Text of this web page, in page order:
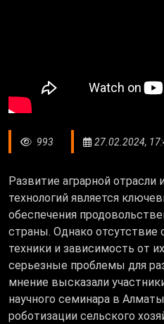
993 27.02.2024,
Развитие аграрной
технологий является
обеспечения
страны. Однако отсутствие
техники и зависимость от
серьезные проблемы для
мнение высказали
научного семинара в
роботизации сельского